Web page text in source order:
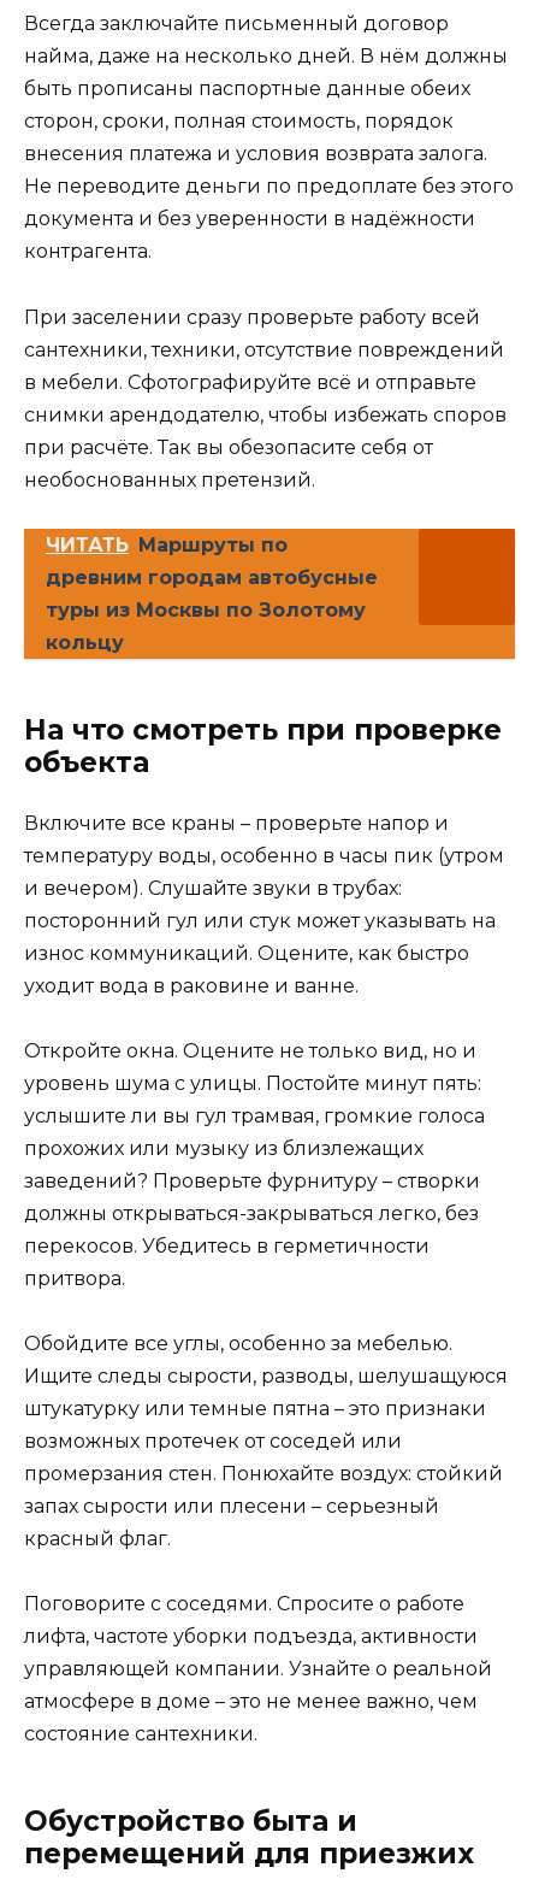
Всегда заключайте письменный договор
найма, даже на несколько дней. В нём должны
быть прописаны паспортные данные обеих
сторон, сроки, полная стоимость, порядок
внесения платежа и условия возврата залога.
Не переводите деньги по предоплате без этого
документа и без уверенности в надёжности
контрагента.
При заселении сразу проверьте работу всей
сантехники, техники, отсутствие повреждений
в мебели. Сфотографируйте всё и отправьте
снимки арендодателю, чтобы избежать споров
при расчёте. Так вы обезопасите себя от
необоснованных претензий.
ЧИТАТЬ Маршруты по
древним городам автобусные
туры из Москвы по Золотому
кольцу
На что смотреть при проверке
объекта
Включите все краны – проверьте напор и
температуру воды, особенно в часы пик (утром
и вечером). Слушайте звуки в трубах:
посторонний гул или стук может указывать на
износ коммуникаций. Оцените, как быстро
уходит вода в раковине и ванне.
Откройте окна. Оцените не только вид, но и
уровень шума с улицы. Постойте минут пять:
услышите ли вы гул трамвая, громкие голоса
прохожих или музыку из близлежащих
заведений? Проверьте фурнитуру – створки
должны открываться-закрываться легко, без
перекосов. Убедитесь в герметичности
притвора.
Обойдите все углы, особенно за мебелью.
Ищите следы сырости, разводы, шелушащуюся
штукатурку или темные пятна – это признаки
возможных протечек от соседей или
промерзания стен. Понюхайте воздух: стойкий
запах сырости или плесени – серьезный
красный флаг.
Поговорите с соседями. Спросите о работе
лифта, частоте уборки подъезда, активности
управляющей компании. Узнайте о реальной
атмосфере в доме – это не менее важно, чем
состояние сантехники.
Обустройство быта и
перемещений для приезжих